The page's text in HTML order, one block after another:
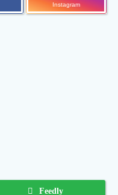
Instagram
Feedly